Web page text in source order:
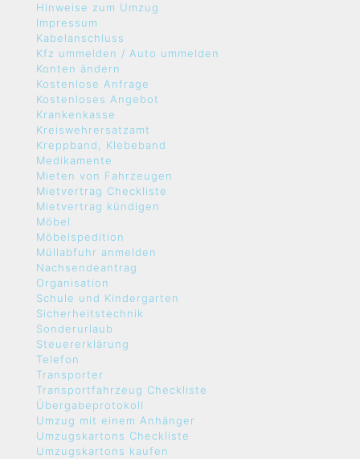
Hinweise zum Umzug
Impressum
Kabelanschluss
Kfz ummelden / Auto ummelden
Konten ändern
Kostenlose Anfrage
Kostenloses Angebot
Krankenkasse
Kreiswehrersatzamt
Kreppband, Klebeband
Medikamente
Mieten von Fahrzeugen
Mietvertrag Checkliste
Mietvertrag kündigen
Möbel
Möbelspedition
Müllabfuhr anmelden
Nachsendeantrag
Organisation
Schule und Kindergarten
Sicherheitstechnik
Sonderurlaub
Steuererklärung
Telefon
Transporter
Transportfahrzeug Checkliste
Übergabeprotokoll
Umzug mit einem Anhänger
Umzugskartons Checkliste
Umzugskartons kaufen